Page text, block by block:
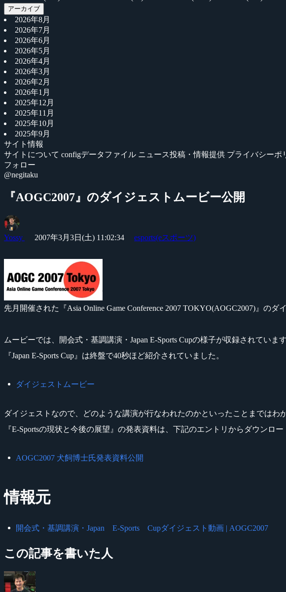
アーカイブ
2026年8月
2026年7月
2026年6月
2026年5月
2026年4月
2026年3月
2026年2月
2026年1月
2025年12月
2025年11月
2025年10月
2025年9月
サイト情報
サイトについて configデータファイル ニュース投稿・情報提供 プライバシーポ
フォロー
@negitaku
『AOGC2007』のダイジェストムービー公開
Yossy 2007年3月3日(土) 11:02:34 esports(eスポーツ)
先月開催された『Asia Online Game Conference 2007 TOKYO(AOGC2007)』の
ムービーでは、開会式・基調講演・Japan E-Sports Cupの様子が収録されています
『Japan E-Sports Cup』は終盤で40秒ほど紹介されていました。
ダイジェストムービー
ダイジェストなので、どのような講演が行なわれたのかといったことまではわ
『E-Sportsの現状と今後の展望』の発表資料は、下記のエントリからダウンロー
AOGC2007 犬飼博士氏発表資料公開
情報元
開会式・基調講演・Japan E-Sports Cupダイジェスト動画 | AOGC2007
この記事を書いた人